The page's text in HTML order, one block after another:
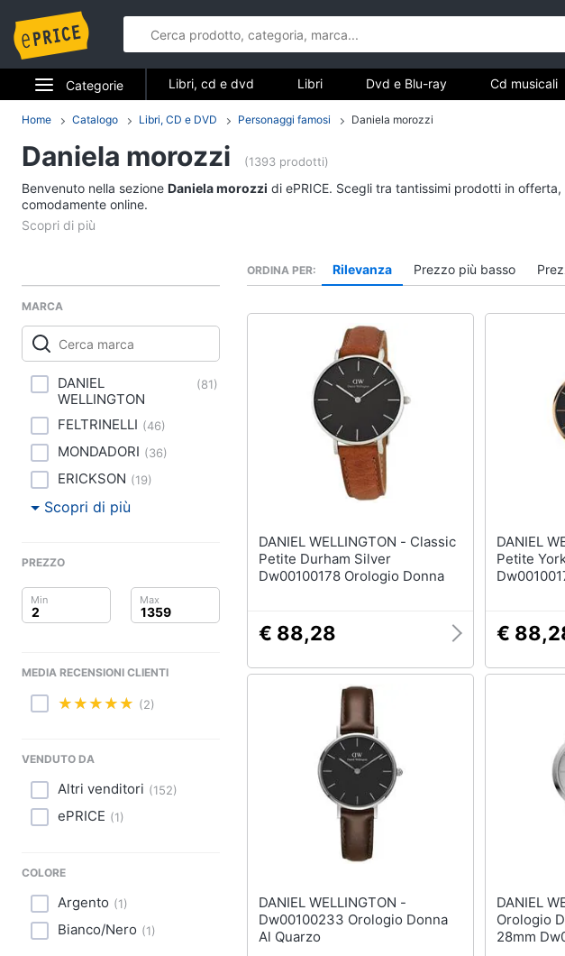
Categorie
Elettrodomestici
Informatica
Telefonia
Smart home
Videogiochi
Audio e musica
Clima
Arredo
Brico e Giardinaggio
Sport
Libri, cd e dvd
Libri, cd e dvd
Libri di Arte, Design e
DVD Film
Vedi tutti
Libri, cd e dvd Libri Dvd e Blu-ray Cd musicali
Home Catalogo Libri, CD e DVD Personaggi famosi Daniela morozzi
Daniela morozzi (1393 prodotti)
Benvenuto nella sezione Daniela morozzi di ePRICE. Scegli tra tantissimi prodotti in
comodamente online.
MARCA
DANIEL
WELLINGTON
(81)
FELTRINELLI (46)
MONDADORI (36)
ERICKSON (19)
Scopri di più
PREZZO
MEDIA RECENSIONI CLIENTI
(2)
VENDUTO DA
Altri venditori (152)
ePRICE (1)
COLORE
Argento (1)
Bianco/Nero (1)
ORDINA PER Rilevanza Prezzo più basso
DANIEL WELLINGTON - Classic
Petite Durham Silver
Dw00100178 Orologio Donna
€ 88,28
DANIEL
Petite
€
DANIEL WELLINGTON -
Dw00100233 Orologio Donna
Al Quarzo
DANIEL
Orologio
28mm